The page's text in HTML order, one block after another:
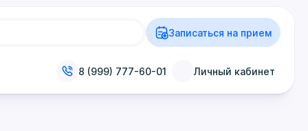
Записаться на прием
8 (999) 777-60-01 Личный кабинет